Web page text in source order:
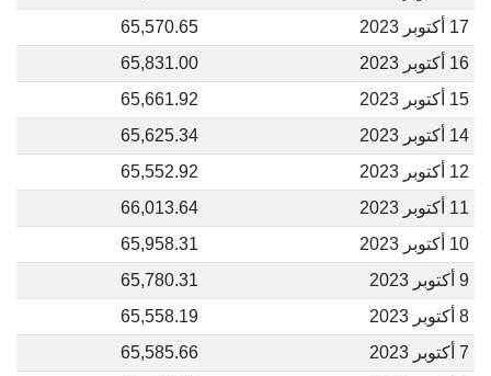
17 أكتوبر 2023
65,570.65
16 أكتوبر 2023
65,831.00
15 أكتوبر 2023
65,661.92
14 أكتوبر 2023
65,625.34
12 أكتوبر 2023
65,552.92
11 أكتوبر 2023
66,013.64
10 أكتوبر 2023
65,958.31
9 أكتوبر 2023
65,780.31
8 أكتوبر 2023
65,558.19
7 أكتوبر 2023
65,585.66